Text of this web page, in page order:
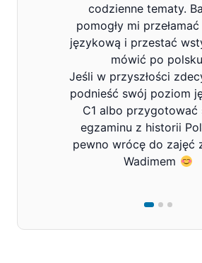
codzienne tematy.
pomogły mi
językową i przestać
mówić po
Jeśli w przyszłości
podnieść swój poziom
C1 albo przygotować
egzaminu z historii
pewno wrócę do zajęć
Wadimem